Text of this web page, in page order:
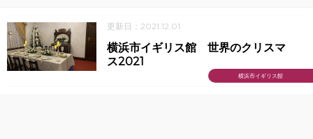
更新日：2021.12.01
横浜市イギリス館
横浜市イギリス館 世界のクリスマ
ス2021